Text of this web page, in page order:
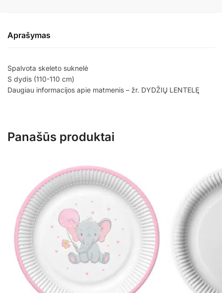
Aprašymas
Spalvota skeleto suknelė
S dydis (110-110 cm)
Daugiau informacijos apie matmenis – žr. DYDŽIŲ LENTELĘ
Panašūs produktai